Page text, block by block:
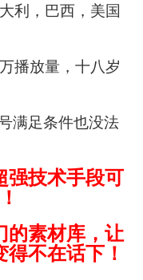
利，巴西，美国
播放量，十八岁
满足条件也没法
强技术手段可
的素材库，让
不在话下！